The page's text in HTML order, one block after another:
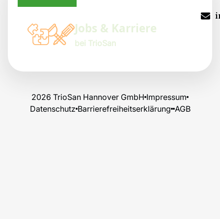
Jobs & Karriere
bei TrioSan
2026 TrioSan Hannover GmbH Impressum
Datenschutz Barrierefreiheitserklärung AGB